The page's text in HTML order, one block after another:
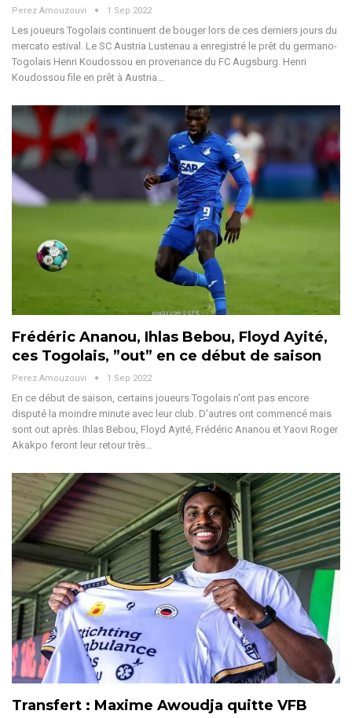
Perez Amouzouvi 1 Sep 2022
Les joueurs Togolais continuent de bouger lors de ces derniers jours du
mercato estival. Le SC Austria Lustenau a enregistré le prêt du germano-
Togolais Henri Koudossou en provenance du FC Augsburg. Henri
Koudossou file en prêt à Austria…
Frédéric Ananou, Ihlas Bebou, Floyd Ayité,
ces Togolais, ”out” en ce début de saison
Perez Amouzouvi 1 Sep 2022
En ce début de saison, certains joueurs Togolais n'ont pas encore
disputé la moindre minute avec leur club. D'autres ont commencé mais
sont out après. Ihlas Bebou, Floyd Ayité, Frédéric Ananou et Yaovi Roger
Akakpo feront leur retour très…
Transfert : Maxime Awoudja quitte VFB